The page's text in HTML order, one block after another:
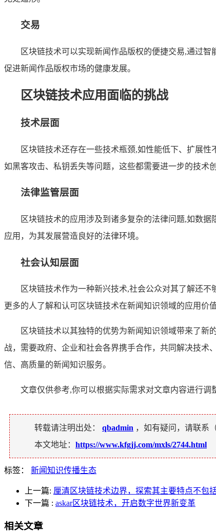
交易
区块链技术可以实现新闻作品版权的便捷交易,通过
促进新闻作品版权市场的健康发展。
区块链技术应用面临的挑战
技术层面
区块链技术还存在一些技术瓶颈,如性能低下、扩展
如黑客攻击、私钥丢失等问题，这些都需要进一步的技术
法律监管层面
区块链技术的应用涉及到诸多复杂的法律问题,如数
应用，为其发展营造良好的法律环境。
社会认知层面
区块链技术作为一种新兴技术,社会公众对其了解还
更多的人了解和认可区块链技术在新闻知识领域的应用价值
区块链技术以其独特的优势为新闻知识领域带来了
战，需要政府、企业和社会各界携手合作，共同解决技
信、高质量的新闻知识服务。
文章仅供参考,你可以根据实际需求对文章内容进行调
转载请注明出处： qbadmin ，如有疑问，请联系
本文地址： https://www.kfgjj.com/mxls/2744.html
标签： 新闻知识传播生态
上一篇: 厘清区块链技术边界，探索其主要特点不包
下一篇 : askar区块链技术，开启数字世界新变革
相关文章